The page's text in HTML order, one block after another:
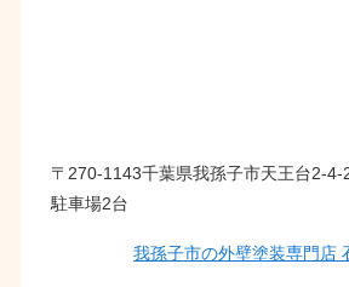
〒270-1143千葉県我孫子市天王台2-
駐車場2台
我孫子市の外壁塗装専門店